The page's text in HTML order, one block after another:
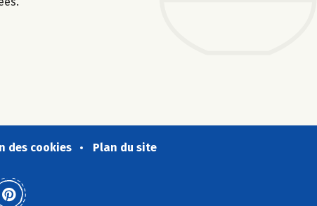
des cookies Plan du site